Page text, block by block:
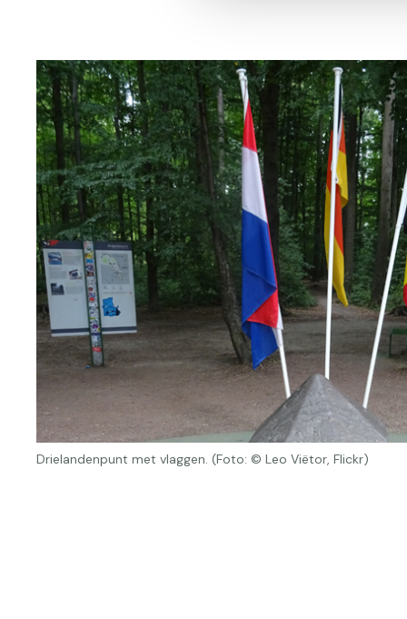
Drielandenpunt met vlaggen. (Foto: © Leo Viëtor, Flickr)